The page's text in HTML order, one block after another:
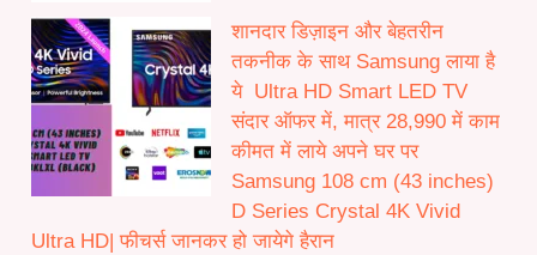
शानदार डिज़ाइन और बेहतरीन
तकनीक के साथ Samsung लाया है
ये Ultra HD Smart LED TV
संदार ऑफर में, मात्र 28,990 में काम
कीमत में लाये अपने घर पर
Samsung 108 cm (43 inches)
D Series Crystal 4K Vivid
Ultra HD| फीचर्स जानकर हो जायेगे हैरान